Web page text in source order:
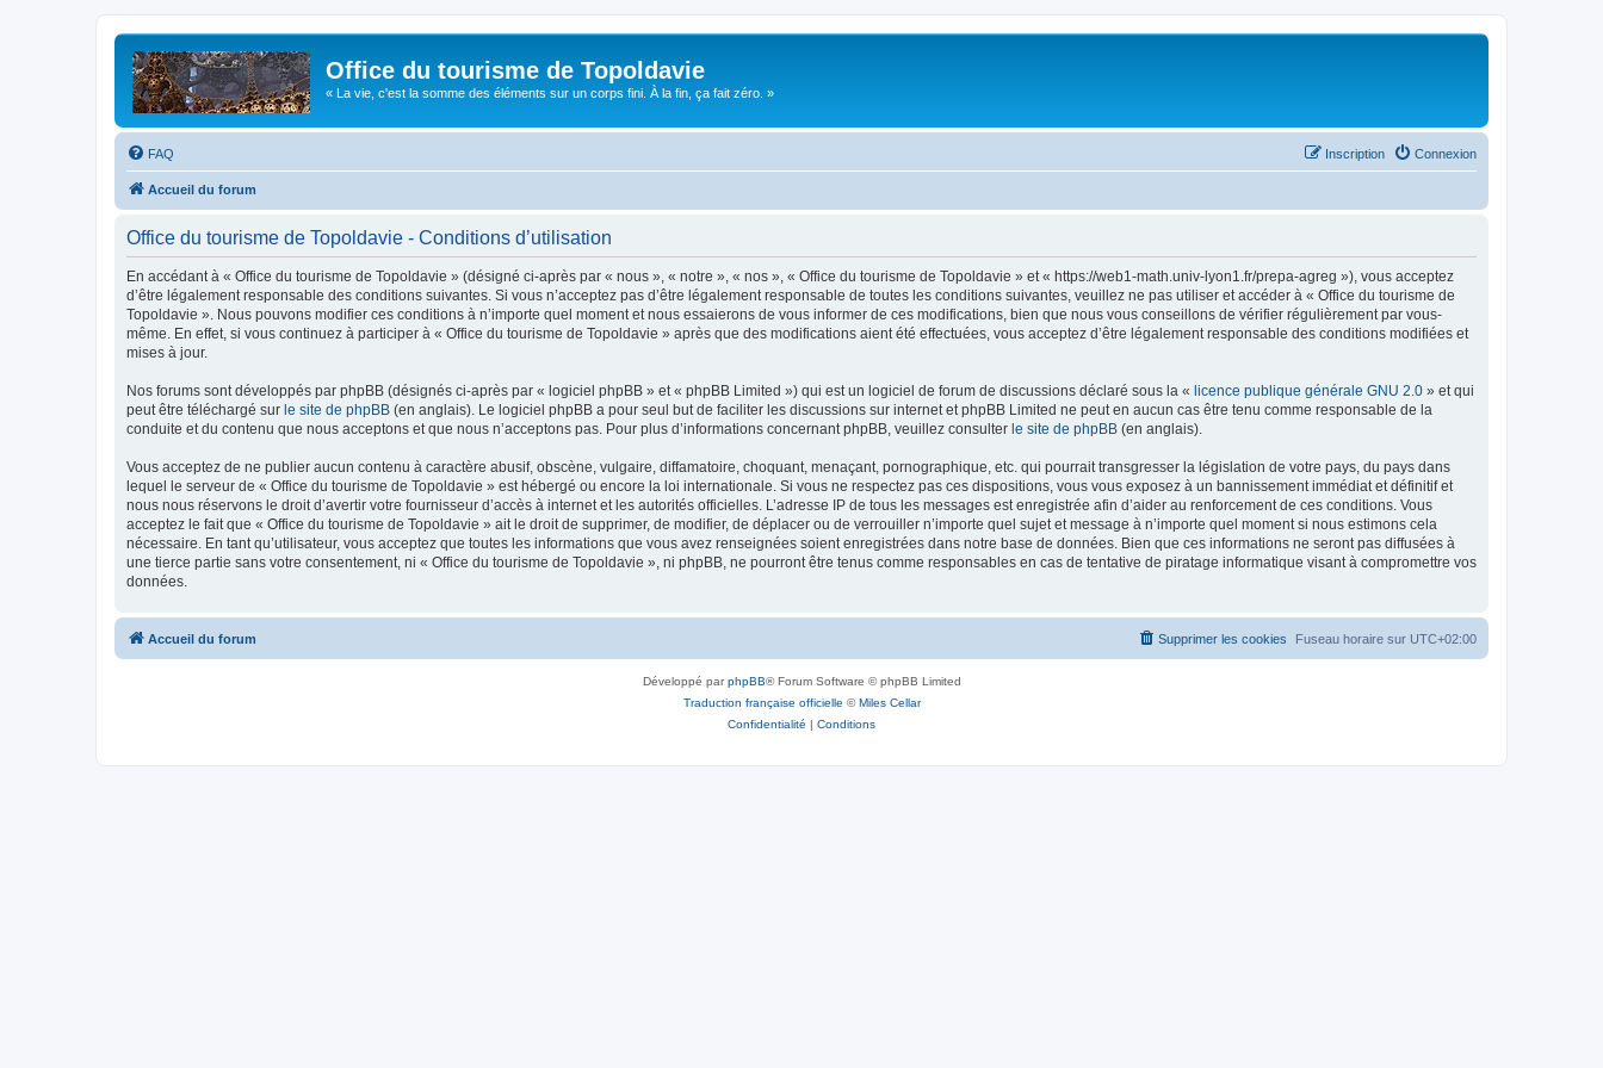
Office du tourisme de Topoldavie
« La vie, c'est la somme des éléments sur un corps fini. À la fin, ça fait zéro. »
FAQ Connexion
Inscription
Accueil du forum
Office du tourisme de Topoldavie - Conditions d’utilisation
En accédant à « Office du tourisme de Topoldavie » (désigné ci-après par « nous », « notre », « nos », « Office du tourisme de Topoldavie » et « https://web1-math.univ-lyon1.fr/prepa-agreg »), vous acceptez
d’être légalement responsable des conditions suivantes. Si vous n’acceptez pas d’être légalement responsable de toutes les conditions suivantes, veuillez ne pas utiliser et accéder à « Office du tourisme de
Topoldavie ». Nous pouvons modifier ces conditions à n’importe quel moment et nous essaierons de vous informer de ces modifications, bien que nous vous conseillons de vérifier régulièrement par vous-
même. En effet, si vous continuez à participer à « Office du tourisme de Topoldavie » après que des modifications aient été effectuées, vous acceptez d’être légalement responsable des conditions modifiées et
mises à jour.
Nos forums sont développés par phpBB (désignés ci-après par « logiciel phpBB » et « phpBB Limited ») qui est un logiciel de forum de discussions déclaré sous la « licence publique générale GNU 2.0 » et qui
peut être téléchargé sur le site de phpBB (en anglais). Le logiciel phpBB a pour seul but de faciliter les discussions sur internet et phpBB Limited ne peut en aucun cas être tenu comme responsable de la
conduite et du contenu que nous acceptons et que nous n’acceptons pas. Pour plus d’informations concernant phpBB, veuillez consulter le site de phpBB (en anglais).
Vous acceptez de ne publier aucun contenu à caractère abusif, obscène, vulgaire, diffamatoire, choquant, menaçant, pornographique, etc. qui pourrait transgresser la législation de votre pays, du pays dans
lequel le serveur de « Office du tourisme de Topoldavie » est hébergé ou encore la loi internationale. Si vous ne respectez pas ces dispositions, vous vous exposez à un bannissement immédiat et définitif et
nous nous réservons le droit d’avertir votre fournisseur d’accès à internet et les autorités officielles. L’adresse IP de tous les messages est enregistrée afin d’aider au renforcement de ces conditions. Vous
acceptez le fait que « Office du tourisme de Topoldavie » ait le droit de supprimer, de modifier, de déplacer ou de verrouiller n’importe quel sujet et message à n’importe quel moment si nous estimons cela
nécessaire. En tant qu’utilisateur, vous acceptez que toutes les informations que vous avez renseignées soient enregistrées dans notre base de données. Bien que ces informations ne seront pas diffusées à
une tierce partie sans votre consentement, ni « Office du tourisme de Topoldavie », ni phpBB, ne pourront être tenus comme responsables en cas de tentative de piratage informatique visant à compromettre vos
données.
Accueil du forum Fuseau horaire sur UTC+02:00
Supprimer les cookies
Développé parphpBB® Forum Software © phpBB Limited
Traduction française officielle ©Miles Cellar
Confidentialité | Conditions